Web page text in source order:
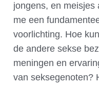
jongens, en meisjes
me een
voorlichting. Hoe
de andere sekse
meningen en
van seksegenoten?